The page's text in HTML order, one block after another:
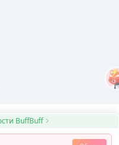
BuffBuff